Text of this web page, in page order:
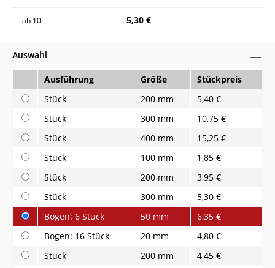
ab 10 5,30 €
Auswahl
Ausführung Größe
Stückpreis
Stück
200 mm
5,40 €
Stück
300 mm
10,75 €
Stück
400 mm
15,25 €
Stück
100 mm
1,85 €
Stück
200 mm
3,95 €
Stück
300 mm
5,30 €
Bogen: 6 Stück
50 mm
6,35 €
Bogen: 16 Stück
20 mm
4,80 €
Stück
200 mm
4,45 €